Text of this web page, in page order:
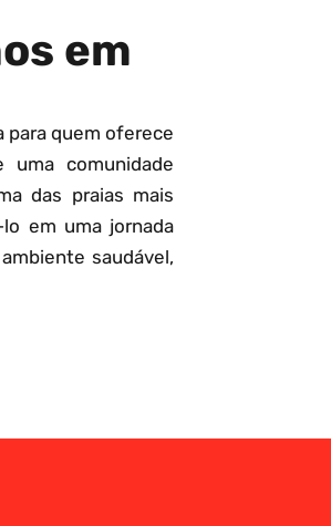
em
para quem oferece
uma comunidade
das praias mais
em uma jornada
saudável,